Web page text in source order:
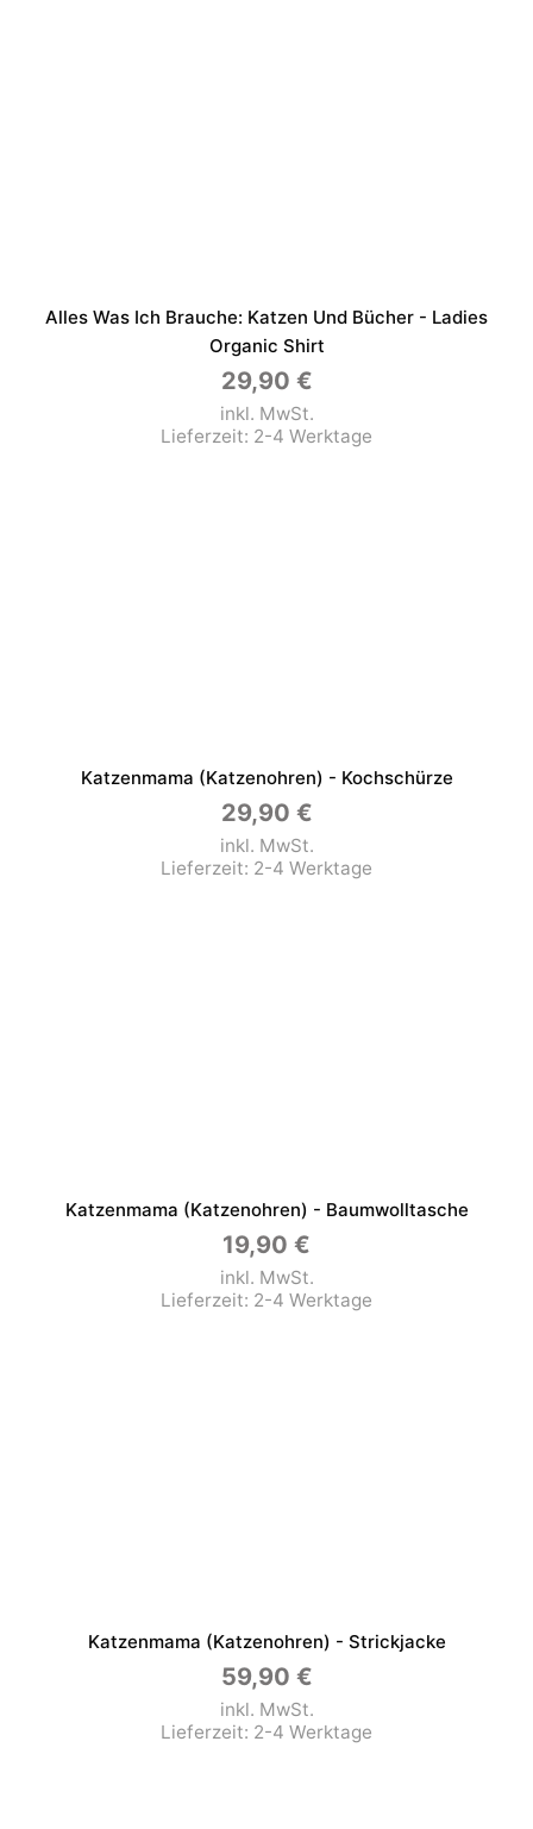
Alles Was Ich Brauche: Katzen Und Bücher - Ladies
Organic Shirt
29,90 €
inkl. MwSt.
Lieferzeit: 2-4 Werktage
Katzenmama (Katzenohren) - Kochschürze
29,90 €
inkl. MwSt.
Lieferzeit: 2-4 Werktage
Katzenmama (Katzenohren) - Baumwolltasche
19,90 €
inkl. MwSt.
Lieferzeit: 2-4 Werktage
Katzenmama (Katzenohren) - Strickjacke
59,90 €
inkl. MwSt.
Lieferzeit: 2-4 Werktage